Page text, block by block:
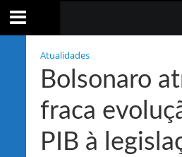
Atualidades
Bolsonaro
fraca
PIB à